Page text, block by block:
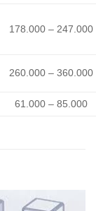
178.000 – 247.000
260.000 – 360.000
61.000 – 85.000